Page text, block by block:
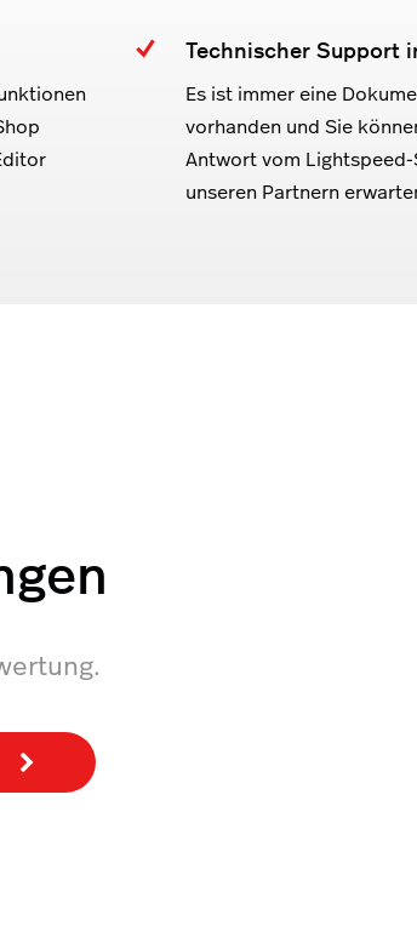
Technischer Support
Es ist immer eine
vorhanden und Sie
Antwort vom
unseren Partnern